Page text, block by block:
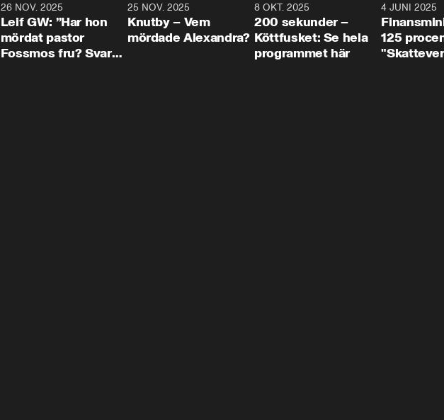
26 NOV. 2025
Leif GW: ”Har hon
mördat pastor
Fossmos fru? Svar
31:05
25 NOV. 2025
Knutby – Vem
mördade Alexandra?
4:29
8 OKT. 2025
200 sekunder –
Köttfusket: Se hela
programmet här
4 JUNI 2025
125